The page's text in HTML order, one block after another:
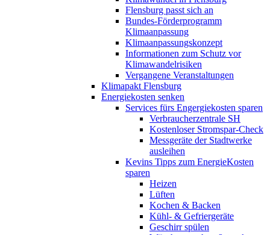
Flensburg passt sich an
Bundes-Förderprogramm
Klimaanpassung
Klimaanpassungskonzept
Informationen zum Schutz vor
Klimawandelrisiken
Vergangene Veranstaltungen
Klimapakt Flensburg
Energiekosten senken
Services fürs Engergiekosten sparen
Verbraucherzentrale SH
Kostenloser Stromspar-Check
Messgeräte der Stadtwerke
ausleihen
Kevins Tipps zum EnergieKosten
sparen
Heizen
Lüften
Kochen & Backen
Kühl- & Gefriergeräte
Geschirr spülen